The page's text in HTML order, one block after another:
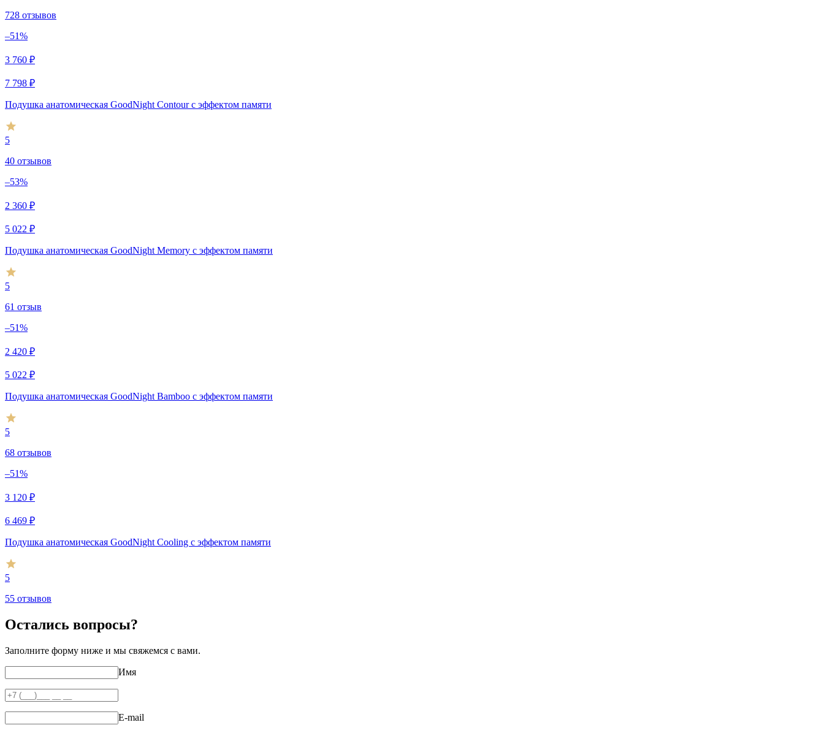
728 отзывов
–51%
3 760 ₽
7 798 ₽
Подушка анатомическая GoodNight Contour c эффектом памяти
5
40 отзывов
–53%
2 360 ₽
5 022 ₽
Подушка анатомическая GoodNight Memory c эффектом памяти
5
61 отзыв
–51%
2 420 ₽
5 022 ₽
Подушка анатомическая GoodNight Bamboo c эффектом памяти
5
68 отзывов
–51%
3 120 ₽
6 469 ₽
Подушка анатомическая GoodNight Cooling c эффектом памяти
5
55 отзывов
Остались вопросы?
Заполните форму ниже и мы свяжемся с вами.
Имя
E-mail